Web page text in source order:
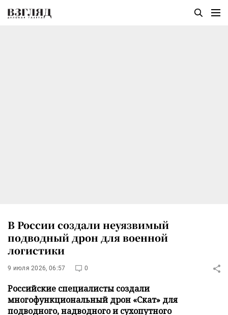
В России создали неуязвимый
подводный дрон для военной
логистики
9 июля 2026, 06:57 0
Российские специалисты создали
многофункциональный дрон «Скат» для
подводного, надводного и сухопутного